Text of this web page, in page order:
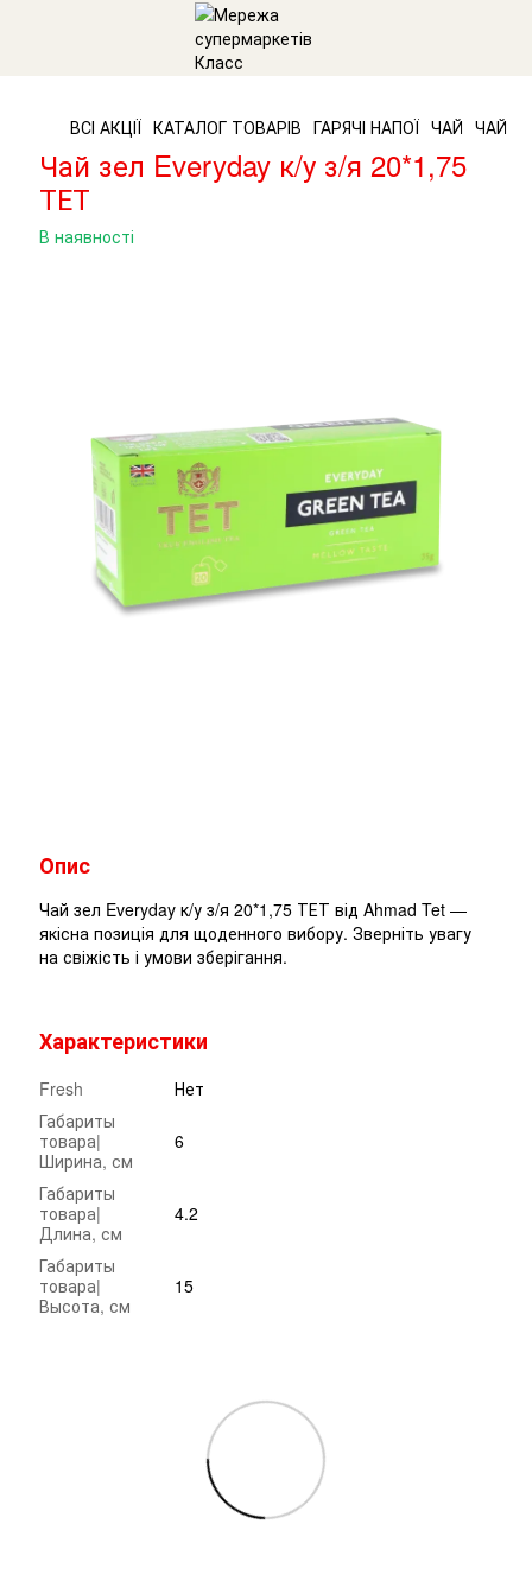
ВСІ АКЦІЇ КАТАЛОГ ТОВАРІВ ГАРЯЧІ НАПОЇ ЧАЙ ЧАЙ
Чай зел Everyday к/у з/я 20*1,75
ТЕТ
В наявності
Опис
Чай зел Everyday к/у з/я 20*1,75 ТЕТ від Ahmad Tet —
якісна позиція для щоденного вибору. Зверніть увагу
на свіжість і умови зберігання.
Характеристики
Fresh
Нет
Габариты
товара|
Ширина, см
6
Габариты
товара|
Длина, см
4.2
Габариты
товара|
Высота, см
15